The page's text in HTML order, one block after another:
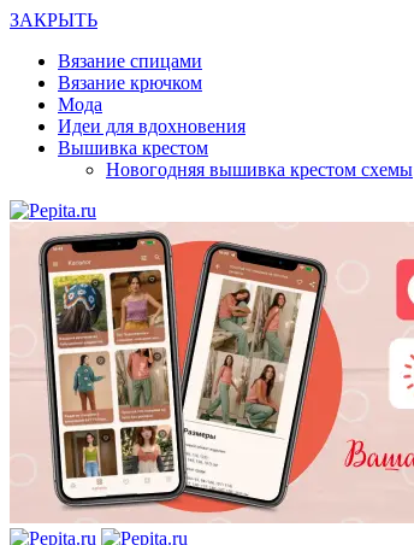
ЗАКРЫТЬ
Вязание спицами
Вязание крючком
Мода
Идеи для вдохновения
Вышивка крестом
Новогодняя вышивка крестом схемы